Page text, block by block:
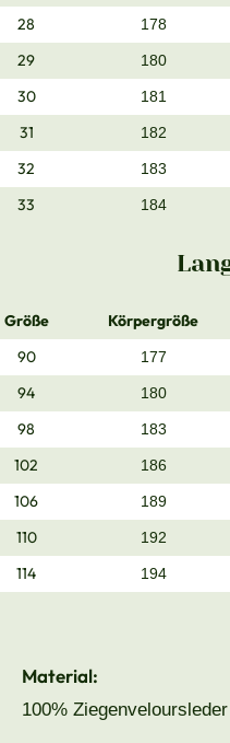
28 178
29 180
30 181
31 182
32 183
33 184
Größe Körpergröße
90
177
94 180
98 183
102 186
106 189
110 192
114 194
Material:
100% Ziegenveloursleder